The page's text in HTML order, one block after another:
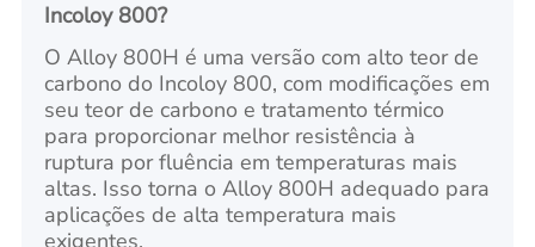
Incoloy 800?
O Alloy 800H é uma versão com alto teor de
carbono do Incoloy 800, com modificações em
seu teor de carbono e tratamento térmico
para proporcionar melhor resistência à
ruptura por fluência em temperaturas mais
altas. Isso torna o Alloy 800H adequado para
aplicações de alta temperatura mais
exigentes.